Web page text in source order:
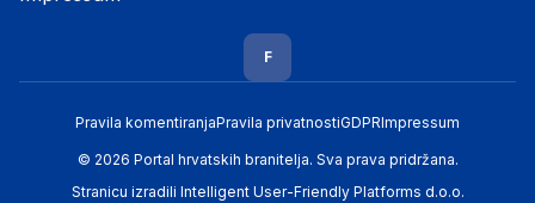
F
Pravila komentiranjaPravila privatnostiGDPRImpressum
© 2026 Portal hrvatskih branitelja. Sva prava pridržana.
Stranicu izradili Intelligent User-Friendly Platforms d.o.o.